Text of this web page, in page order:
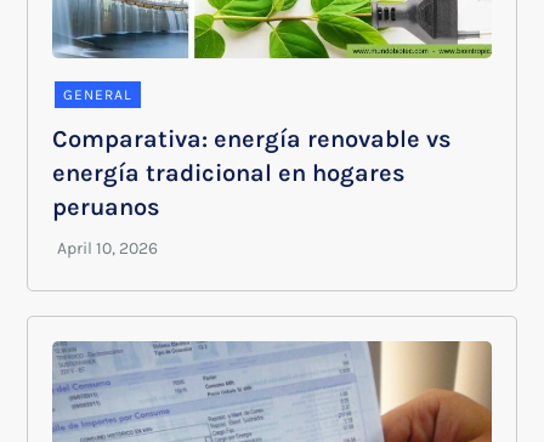
GENERAL
Comparativa: energía renovable vs
energía tradicional en hogares
peruanos